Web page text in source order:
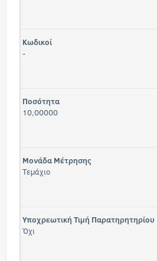
Κωδικοί
-
Ποσότητα
10,00000
Μονάδα Μέτρησης
Τεμάχιο
Υποχρεωτική Τιμή Παρατηρητηρίου
Όχι